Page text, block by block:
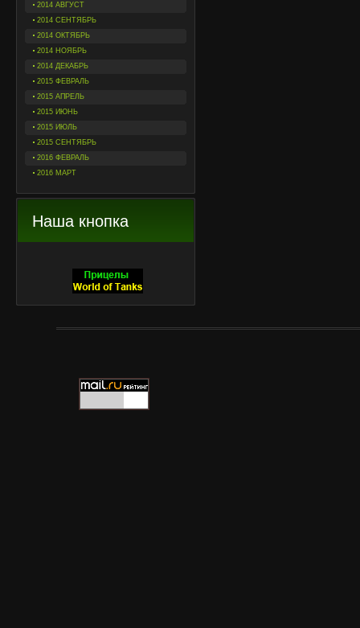
2014 АВГУСТ
2014 СЕНТЯБРЬ
2014 ОКТЯБРЬ
2014 НОЯБРЬ
2014 ДЕКАБРЬ
2015 ФЕВРАЛЬ
2015 АПРЕЛЬ
2015 ИЮНЬ
2015 ИЮЛЬ
2015 СЕНТЯБРЬ
2016 ФЕВРАЛЬ
2016 МАРТ
Наша кнопка